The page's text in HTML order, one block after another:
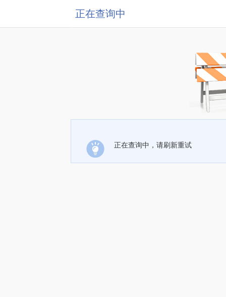
正在查询中
正在查询中，请刷新重试